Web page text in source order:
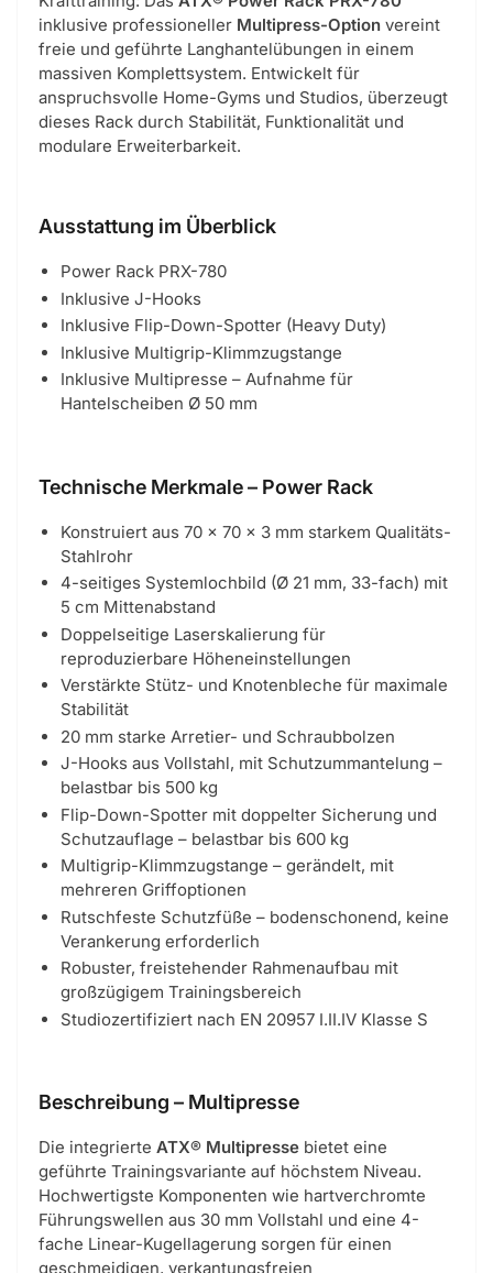
inklusive professioneller Multipress-Option vereint
freie und geführte Langhantelübungen in einem
massiven Komplettsystem. Entwickelt für
anspruchsvolle Home-Gyms und Studios, überzeugt
dieses Rack durch Stabilität, Funktionalität und
modulare Erweiterbarkeit.
Ausstattung im Überblick
Power Rack PRX-780
Inklusive J-Hooks
Inklusive Flip-Down-Spotter (Heavy Duty)
Inklusive Multigrip-Klimmzugstange
Inklusive Multipresse – Aufnahme für
Hantelscheiben Ø 50 mm
Technische Merkmale – Power Rack
Konstruiert aus 70 × 70 × 3 mm starkem Qualitäts-
Stahlrohr
4-seitiges Systemlochbild (Ø 21 mm, 33-fach) mit
5 cm Mittenabstand
Doppelseitige Laserskalierung für
reproduzierbare Höheneinstellungen
Verstärkte Stütz- und Knotenbleche für maximale
Stabilität
20 mm starke Arretier- und Schraubbolzen
J-Hooks aus Vollstahl, mit Schutzummantelung –
belastbar bis 500 kg
Flip-Down-Spotter mit doppelter Sicherung und
Schutzauflage – belastbar bis 600 kg
Multigrip-Klimmzugstange – gerändelt, mit
mehreren Griffoptionen
Rutschfeste Schutzfüße – bodenschonend, keine
Verankerung erforderlich
Robuster, freistehender Rahmenaufbau mit
großzügigem Trainingsbereich
Studiozertifiziert nach EN 20957 I.II.IV Klasse S
Beschreibung – Multipresse
Die integrierte ATX® Multipresse bietet eine
geführte Trainingsvariante auf höchstem Niveau.
Hochwertigste Komponenten wie hartverchromte
Führungswellen aus 30 mm Vollstahl und eine 4-
fache Linear-Kugellagerung sorgen für einen
geschmeidigen, verkantungsfreien